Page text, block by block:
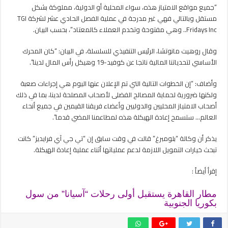
“جميع مواقع الامتياز هذه، سواء المحلية أو الدولية، مملوكة بشكل
مستقل وبالتالي فهي غير مدرجة في عملية الفصل الحادي عشر لشركة TGI
Fridays Inc.. وهي مفتوحة وتخدم العملاء كالمعتاد”، بحسب البيان.
وقال روهيت مانوتشا، الرئيس التنفيذي للسلسلة، في البيان: “كان المحرك
الأساسي لتحدياتنا المالية ناتجا عن كوفيد-19 وهيكل رأس المال لدينا”.
وأضاف: “إن الخطوات التالية التي تم الإعلان عنها اليوم هي إجراءات صعبة
ولكنها ضرورية لحماية المصالح الفضلى لأصحاب المصلحة لدينا، بما في ذلك
أصحاب الامتياز المحليين والدوليين وأعضاء فريقنا القيمين في جميع أنحاء
العالم… ستسمح إعادة الهيكلة هذه لمطاعمنا المضي قدما”.
يذكر أن وكالة “بلومبرغ” قالت في وقت سابق إن “تي جي آي فرايديز” كانت
تبحث خيارات التمويل اللازمة لدعم عملياتها أثناء عملية إعادة الهيكلة.
إقرأ أيضاً :
مطار القاهرة يستقبل أولى رحلات “آسيانا” من سول
بكوريا الجنوبية